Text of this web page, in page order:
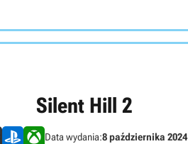
Silent Hill 2
Data wydania:8 października 2024